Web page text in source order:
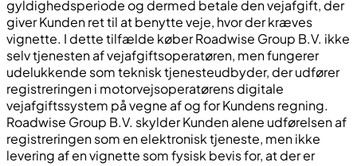
gyldighedsperiode og dermed betale den vejafgift, der
giver Kunden ret til at benytte veje, hvor der kræves
vignette. I dette tilfælde køber Roadwise Group B.V. ikke
selv tjenesten af vejafgiftsoperatøren, men fungerer
udelukkende som teknisk tjenesteudbyder, der udfører
registreringen i motorvejsoperatørens digitale
vejafgiftssystem på vegne af og for Kundens regning.
Roadwise Group B.V. skylder Kunden alene udførelsen af
registreringen som en elektronisk tjeneste, men ikke
levering af en vignette som fysisk bevis for, at der er